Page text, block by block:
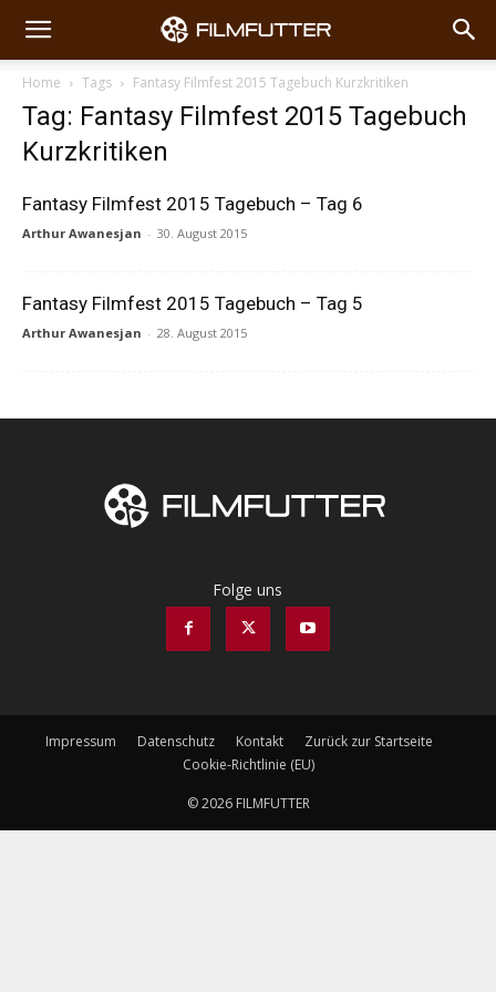
Home Tags Fantasy Filmfest 2015 Tagebuch Kurzkritiken
Tag: Fantasy Filmfest 2015 Tagebuch
Kurzkritiken
Fantasy Filmfest 2015 Tagebuch – Tag 6
Arthur Awanesjan - 30. August 2015
Fantasy Filmfest 2015 Tagebuch – Tag 5
Arthur Awanesjan - 28. August 2015
Folge uns
Impressum Datenschutz Kontakt
Zurück zur Startseite
Cookie-Richtlinie (EU)
© 2026 FILMFUTTER